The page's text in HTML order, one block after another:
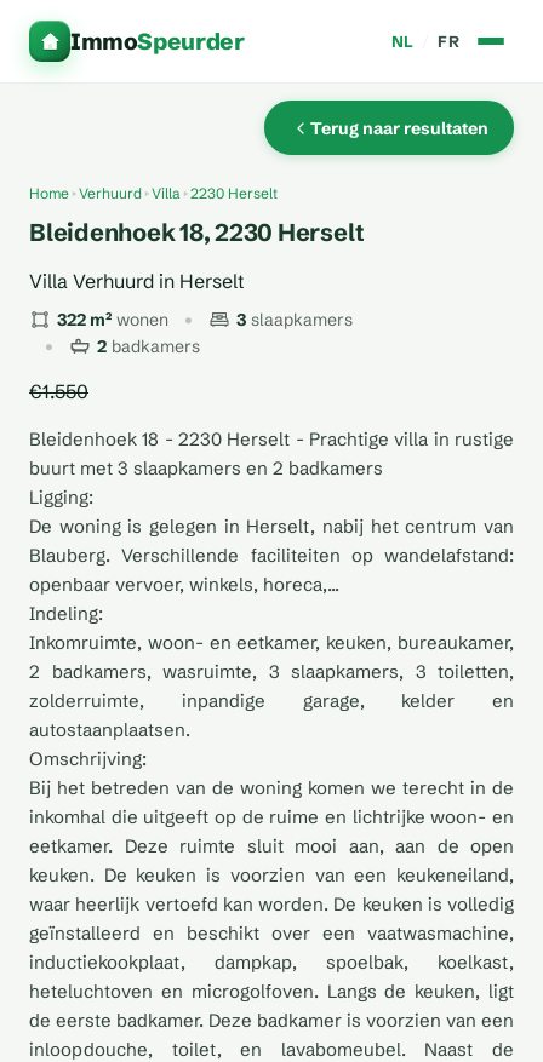
ImmoSpeurder NL FR
Terug naar resultaten
Home Verhuurd Villa 2230 Herselt
Bleidenhoek 18, 2230 Herselt
Villa Verhuurd in Herselt
322 m² wonen 3 slaapkamers
2 badkamers
€1.550
Bleidenhoek 18 - 2230 Herselt - Prachtige villa in rustige
buurt met 3 slaapkamers en 2 badkamers
Ligging:
De woning is gelegen in Herselt, nabij het centrum van
Blauberg. Verschillende faciliteiten op wandelafstand:
openbaar vervoer, winkels, horeca,...
Indeling:
Inkomruimte, woon- en eetkamer, keuken, bureaukamer,
2 badkamers, wasruimte, 3 slaapkamers, 3 toiletten,
zolderruimte, inpandige garage, kelder en
autostaanplaatsen.
Omschrijving:
Bij het betreden van de woning komen we terecht in de
inkomhal die uitgeeft op de ruime en lichtrijke woon- en
eetkamer. Deze ruimte sluit mooi aan, aan de open
keuken. De keuken is voorzien van een keukeneiland,
waar heerlijk vertoefd kan worden. De keuken is volledig
geïnstalleerd en beschikt over een vaatwasmachine,
inductiekookplaat, dampkap, spoelbak, koelkast,
heteluchtoven en microgolfoven. Langs de keuken, ligt
de eerste badkamer. Deze badkamer is voorzien van een
inloopdouche, toilet, en lavabomeubel. Naast de